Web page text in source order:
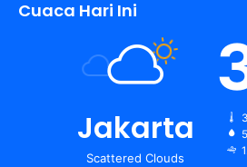
Cuaca Hari Ini
Jakarta
Scattered Clouds